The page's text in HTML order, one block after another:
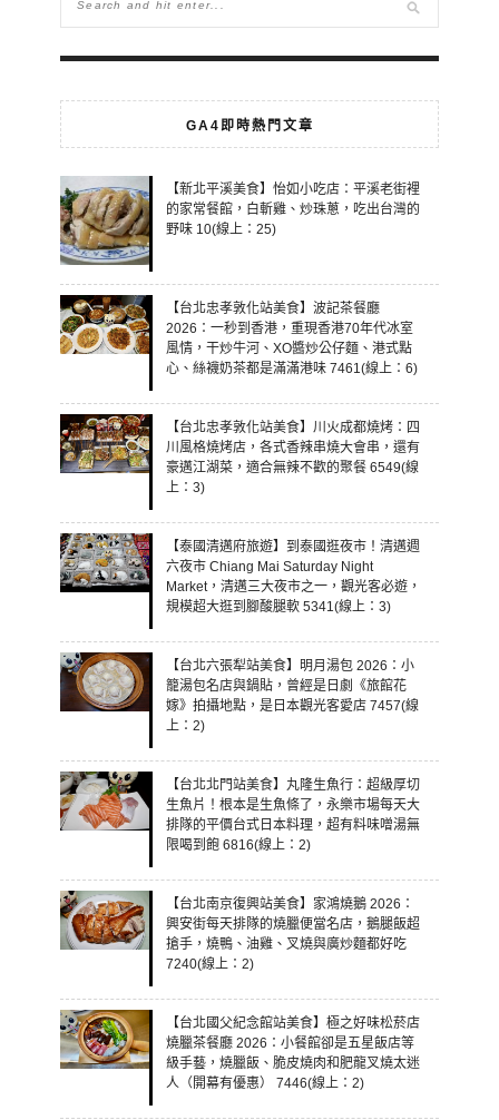
GA4即時熱門文章
【新北平溪美食】怡如小吃店：平溪老街裡
的家常餐館，白斬雞、炒珠蔥，吃出台灣的
野味 10(線上：25)
【台北忠孝敦化站美食】波記茶餐廳
2026：一秒到香港，重現香港70年代冰室
風情，干炒牛河、XO醬炒公仔麵、港式點
心、絲襪奶茶都是滿滿港味 7461(線上：6)
【台北忠孝敦化站美食】川火成都燒烤：四
川風格燒烤店，各式香辣串燒大會串，還有
豪邁江湖菜，適合無辣不歡的聚餐 6549(線
上：3)
【泰國清邁府旅遊】到泰國逛夜市！清邁週
六夜市 Chiang Mai Saturday Night
Market，清邁三大夜市之一，觀光客必遊，
規模超大逛到腳酸腿軟 5341(線上：3)
【台北六張犁站美食】明月湯包 2026：小
籠湯包名店與鍋貼，曾經是日劇《旅館花
嫁》拍攝地點，是日本觀光客愛店 7457(線
上：2)
【台北北門站美食】丸隆生魚行：超級厚切
生魚片！根本是生魚條了，永樂市場每天大
排隊的平價台式日本料理，超有料味噌湯無
限喝到飽 6816(線上：2)
【台北南京復興站美食】家鴻燒鵝 2026：
興安街每天排隊的燒臘便當名店，鵝腿飯超
搶手，燒鴨、油雞、叉燒與廣炒麵都好吃
7240(線上：2)
【台北國父紀念館站美食】極之好味松菸店
燒臘茶餐廳 2026：小餐館卻是五星飯店等
級手藝，燒臘飯、脆皮燒肉和肥龍叉燒太迷
人（開幕有優惠） 7446(線上：2)